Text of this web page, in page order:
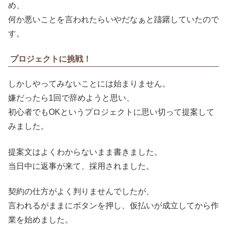
め、
何か悪いことを言われたらいやだなぁと躊躇していたので
す。
プロジェクトに挑戦！
しかしやってみないことには始まりません。
嫌だったら1回で辞めようと思い、
初心者でもOKというプロジェクトに思い切って提案して
みました。
提案文はよくわからないまま書きました。
当日中に返事が来て、採用されました。
契約の仕方がよく判りませんでしたが、
言われるがままにボタンを押し、仮払いが成立してから作
業を始めました。